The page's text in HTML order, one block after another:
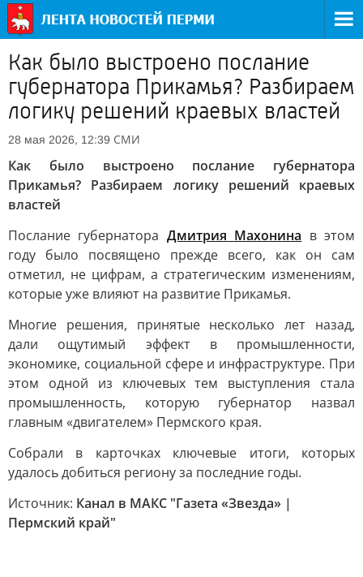
Как было выстроено послание
губернатора Прикамья? Разбираем
логику решений краевых властей
28 мая 2026, 12:39 СМИ
Как было выстроено послание губернатора
Прикамья? Разбираем логику решений краевых
властей
Послание губернатора Дмитрия Махонина в этом
году было посвящено прежде всего, как он сам
отметил, не цифрам, а стратегическим изменениям,
которые уже влияют на развитие Прикамья.
Многие решения, принятые несколько лет назад,
дали ощутимый эффект в промышленности,
экономике, социальной сфере и инфраструктуре. При
этом одной из ключевых тем выступления стала
промышленность, которую губернатор назвал
главным «двигателем» Пермского края.
Собрали в карточках ключевые итоги, которых
удалось добиться региону за последние годы.
Источник: Канал в МАКС "Газета «Звезда» |
Пермский край"